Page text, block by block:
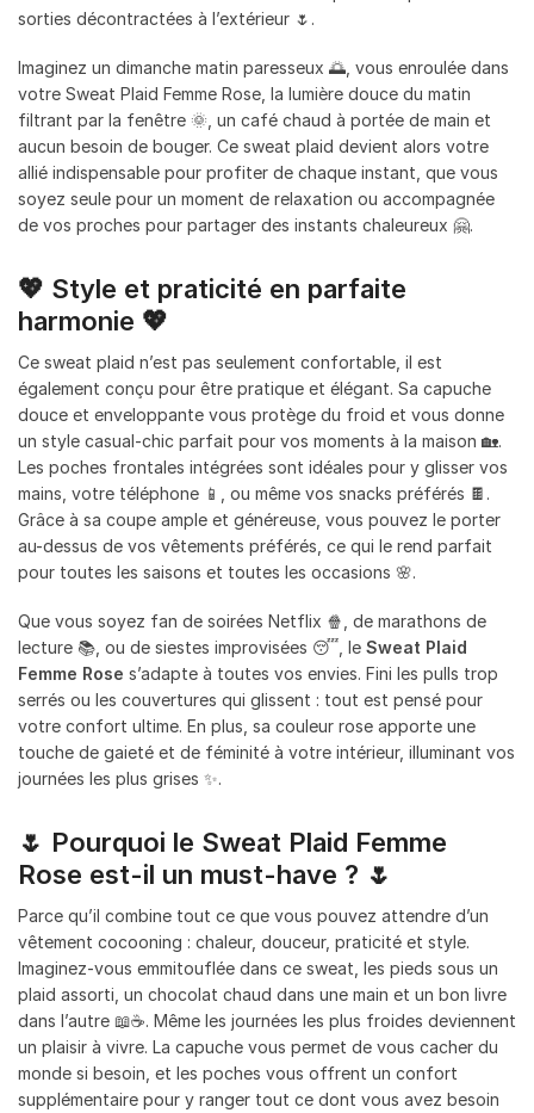
sorties décontractées à l’extérieur 🌷.
Imaginez un dimanche matin paresseux 🌅, vous enroulée dans
votre Sweat Plaid Femme Rose, la lumière douce du matin
filtrant par la fenêtre 🌞, un café chaud à portée de main et
aucun besoin de bouger. Ce sweat plaid devient alors votre
allié indispensable pour profiter de chaque instant, que vous
soyez seule pour un moment de relaxation ou accompagnée
de vos proches pour partager des instants chaleureux 🤗.
💖 Style et praticité en parfaite
harmonie 💖
Ce sweat plaid n’est pas seulement confortable, il est
également conçu pour être pratique et élégant. Sa capuche
douce et enveloppante vous protège du froid et vous donne
un style casual-chic parfait pour vos moments à la maison 🏡.
Les poches frontales intégrées sont idéales pour y glisser vos
mains, votre téléphone 📱, ou même vos snacks préférés 🍫.
Grâce à sa coupe ample et généreuse, vous pouvez le porter
au-dessus de vos vêtements préférés, ce qui le rend parfait
pour toutes les saisons et toutes les occasions 🌸.
Que vous soyez fan de soirées Netflix 🍿, de marathons de
lecture 📚, ou de siestes improvisées 😴, le Sweat Plaid
Femme Rose s’adapte à toutes vos envies. Fini les pulls trop
serrés ou les couvertures qui glissent : tout est pensé pour
votre confort ultime. En plus, sa couleur rose apporte une
touche de gaieté et de féminité à votre intérieur, illuminant vos
journées les plus grises ✨.
🌷 Pourquoi le Sweat Plaid Femme
Rose est-il un must-have ? 🌷
Parce qu’il combine tout ce que vous pouvez attendre d’un
vêtement cocooning : chaleur, douceur, praticité et style.
Imaginez-vous emmitouflée dans ce sweat, les pieds sous un
plaid assorti, un chocolat chaud dans une main et un bon livre
dans l’autre 📖☕. Même les journées les plus froides deviennent
un plaisir à vivre. La capuche vous permet de vous cacher du
monde si besoin, et les poches vous offrent un confort
supplémentaire pour y ranger tout ce dont vous avez besoin